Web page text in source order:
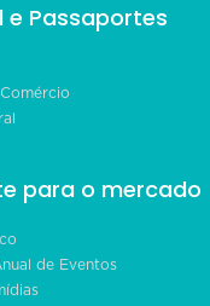
e Passaportes
para o mercado
de Eventos